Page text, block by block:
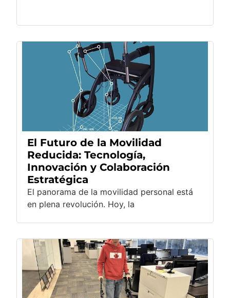
El Futuro de la Movilidad
Reducida: Tecnología,
Innovación y Colaboración
Estratégica
El panorama de la movilidad personal está
en plena revolución. Hoy, la